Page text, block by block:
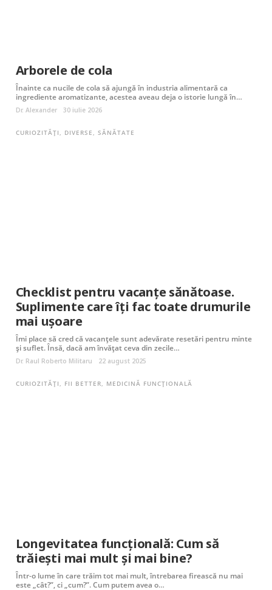
Arborele de cola
Înainte ca nucile de cola să ajungă în industria alimentară ca
ingrediente aromatizante, acestea aveau deja o istorie lungă în…
Dr. Alexander 30 iulie 2026
CURIOZITĂȚI, DIVERSE, SĂNĂTATE
Checklist pentru vacanțe sănătoase.
Suplimente care îți fac toate drumurile
mai ușoare
Îmi place să cred că vacanțele sunt adevărate resetări pentru minte
și suflet. Însă, dacă am învățat ceva din zecile…
Dr. Raul Roberto Militaru 22 august 2025
CURIOZITĂȚI, FII BETTER, MEDICINĂ FUNCȚIONALĂ
Longevitatea funcțională: Cum să
trăiești mai mult și mai bine?
Într-o lume în care trăim tot mai mult, întrebarea firească nu mai
este „cât?”, ci „cum?”. Cum putem avea o…